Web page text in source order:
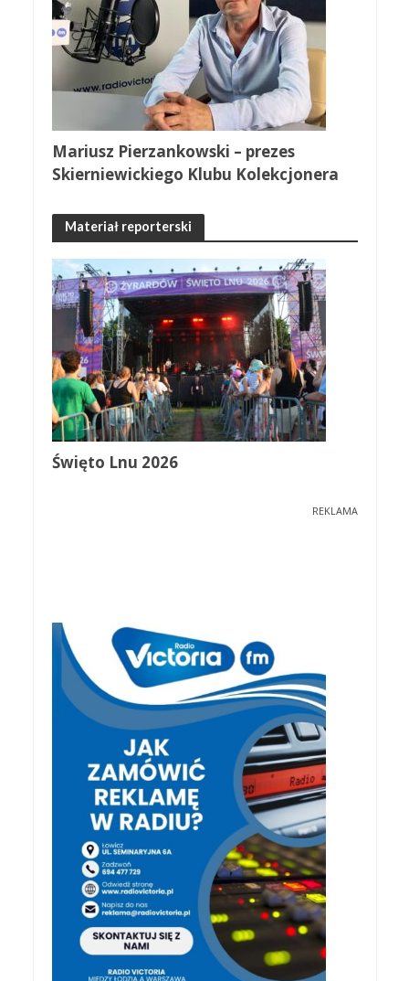
Mariusz Pierzankowski – prezes
Skierniewickiego Klubu Kolekcjonera
Materiał reporterski
Święto Lnu 2026
REKLAMA